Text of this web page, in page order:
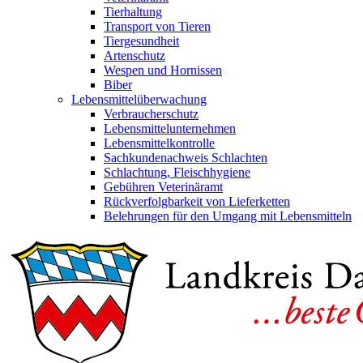
Tierhaltung
Transport von Tieren
Tiergesundheit
Artenschutz
Wespen und Hornissen
Biber
Lebensmittelüberwachung
Verbraucherschutz
Lebensmittelunternehmen
Lebensmittelkontrolle
Sachkundenachweis Schlachten
Schlachtung, Fleischhygiene
Gebühren Veterinäramt
Rückverfolgbarkeit von Lieferketten
Belehrungen für den Umgang mit Lebensmitteln